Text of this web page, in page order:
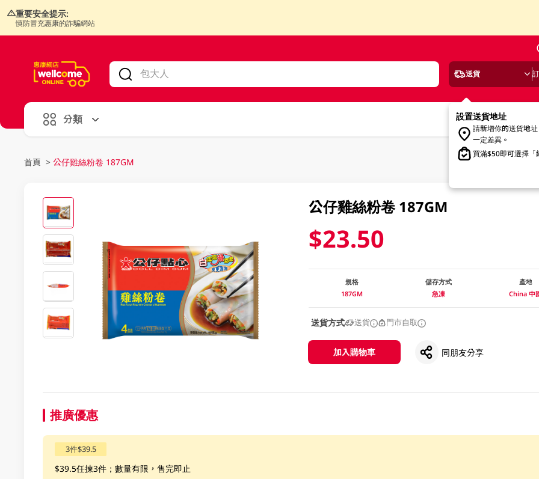
重要安全提示:
慎防冒充惠康的詐騙網站
送貨
設置送貨地址
請新增你的送貨地
一定差異。
買滿$50即可選擇「
分類
首頁 > 公仔雞絲粉卷 187GM
公仔雞絲粉卷 187GM
$23.50
規格
187GM
儲存方式
急凍
產地
China 中
送貨方式 送貨 門市自取
加入購物車 同朋友分享
推廣優惠
3件$39.5
$39.5任揀3件；數量有限，售完即止